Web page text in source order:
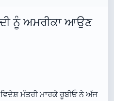
ਨੂੰ ਅਮਰੀਕਾ ਆਉਣ
ਮੰਤਰੀ ਮਾਰਕੋ ਰੂਬੀਓ ਨੇ ਅੱਜ